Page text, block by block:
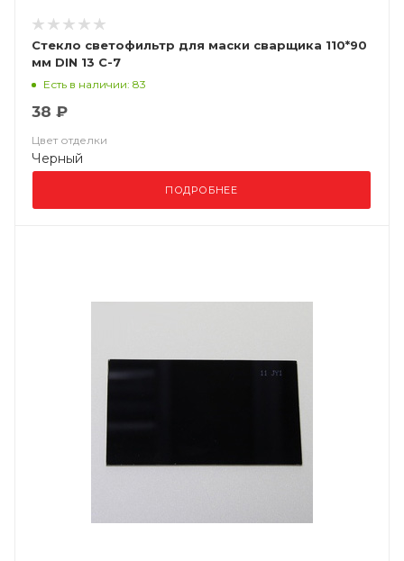
Стекло светофильтр для маски сварщика 110*90
мм DIN 13 С-7
Есть в наличии: 83
38 ₽
Цвет отделки
Черный
ПОДРОБНЕЕ